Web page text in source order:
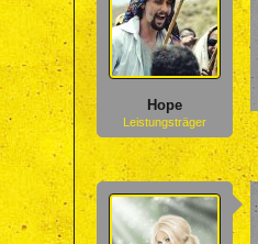
Hope
Leistungsträger